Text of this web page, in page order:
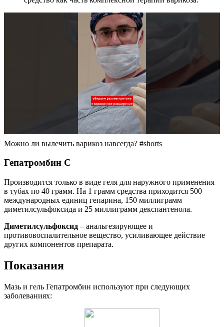
Можно ли вылечить варикоз навсегда? #shorts
Гепатромбин С
Производится только в виде геля для наружного применения
в тубах по 40 грамм. На 1 грамм средства приходится 500
международных единиц гепарина, 150 миллиграмм
диметилсульфоксида и 25 миллиграмм декспантенола.
Диметилсульфоксид – анальгезирующее и
противовоспалительное вещество, усиливающее действие
других компонентов препарата.
Показания
Мазь и гель Гепатромбин используют при следующих
заболеваниях: